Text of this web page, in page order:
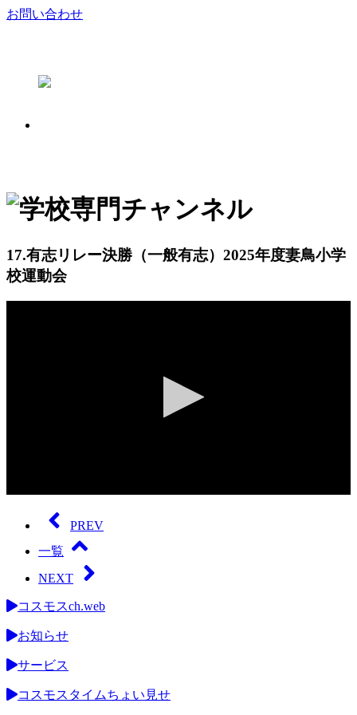
お問い合わせ
17.有志リレー決勝（一般有志）2025年度妻鳥小学
校運動会
seconds
seconds
PREV
一覧
NEXT
コスモスch.web
お知らせ
サービス
コスモスタイムちょい見せ